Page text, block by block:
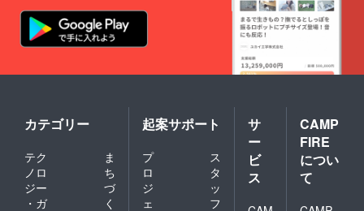
カテゴリー
テク
ノロ
ジー
・ガ
ま
ち
づ
く
起案サポート
プ
ロ
ジ
ェ
ス
タ
ッ
フ
サ
ー
ビ
ス
CAMP
FIRE
につい
て